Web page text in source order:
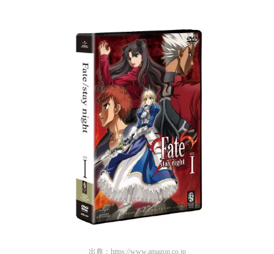
出典： https://www.amazon.co.jp